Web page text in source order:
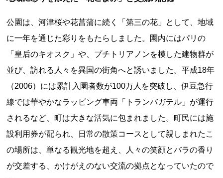
二ヶ領用水 橋野高炉
都道府県から探す
公園は、河津桜や花菖蒲に続く「第三の花」として、地域
に一年を通じた彩りをもたらしました。園内にはパリの
「皇后のキオスク」や、プチトリアノンを模した建物群が
並び、訪れる人々を異国の街角へと誘いました。平成18年
（2006）には累計入園者数が100万人を突破し、伊豆急行
線では華やかなラッピング車両「トランバガテル」が運行
されるなど、町は大きな活気に包まれました。町民には施
設利用券が配られ、日常の散策コースとして親しまれたこ
の場所は、単なる観光地を超え、人々の笑顔とバラの香り
が交差する、かけがえのない交流の拠点となっていたので